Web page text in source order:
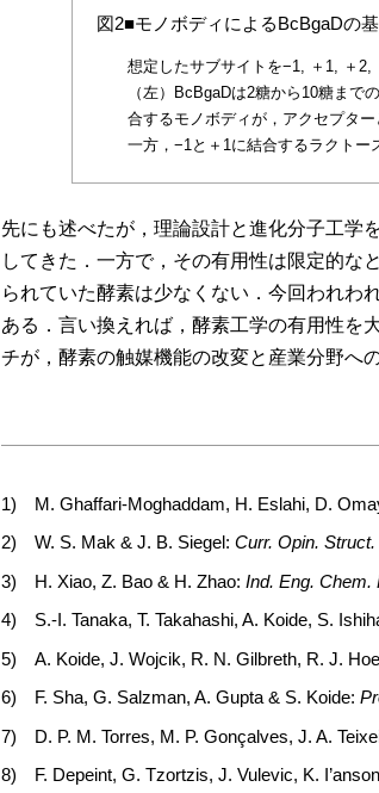
図2■モノボディによるBcBgaDの
想定したサブサイトを−1, ＋1, ＋2,
（左）BcBgaDは2糖から10糖ま
合するモノボディが，アクセプタ
一方，−1と＋1に結合するラクトー
先にも述べたが，理論設計と進化分子工学
してきた．一方で，その有用性は限定的な
られていた酵素は少なくない．今回われわ
ある．言い換えれば，酵素工学の有用性を
チが，酵素の触媒機能の改変と産業分野へ
1) M. Ghaffari-Moghaddam, H. Eslahi, D.
2) W. S. Mak & J. B. Siegel: Curr. Opin. Struct.
3) H. Xiao, Z. Bao & H. Zhao: Ind. Eng. Chem.
4) S.-I. Tanaka, T. Takahashi, A. Koide, S.
5) A. Koide, J. Wojcik, R. N. Gilbreth, R. J.
6) F. Sha, G. Salzman, A. Gupta & S. Koide:
7) D. P. M. Torres, M. P. Gonçalves, J. A.
8) F. Depeint, G. Tzortzis, J. Vulevic, K.